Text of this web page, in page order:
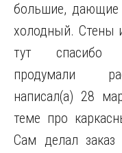
большие, дающие
холодный. Стены
тут спасибо
продумали
написал(а) 28
теме про
Сам делал